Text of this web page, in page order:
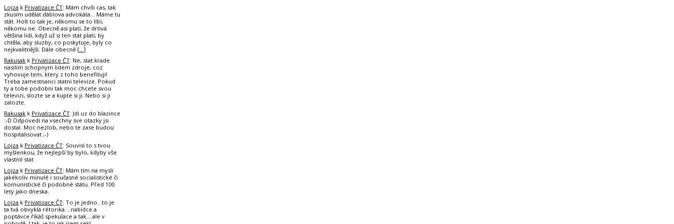
Lojza k Privatizace ČT: Mám chvíli cas, tak
zkusím udělat ďáblova advokáta... Máme tu
stát. Holt to tak je, někomu se to líbí,
někomu ne. Obecně asi platí, že drtivá
většina lidí, když už si ten stát platí, by
chtěla, aby sluzby, co poskytuje, byly co
nejkvalitnější. Dále obecně […]
Rakusak k Privatizace ČT: Ne, stat krade
nasilim schopnym lidem zdroje, coz
vyhovuje tem, ktery z toho benefituji!
Treba zamestnanci statni televize. Pokud
ty a tobe podobni tak moc chcete svou
televizi, slozte se a kupte si ji. Nebo si ji
zalozte.
Rakusak k Privatizace ČT: Jdi uz do blazince
:-D Odpovedi na vsechny sve otazky jsi
dostal. Moc nezlob, nebo te zase budou
hospitalisovat ;-)
Lojza k Privatizace ČT: Souvisí to s tvou
myšlenkou, že nejlepší by bylo, kdyby vše
vlastnil stat
Lojza k Privatizace ČT: Mám tím na mysli
jakékoliv minulé i současné socialistické či
komunistické či podobné státu. Před 100
lety jako dneska.
Lojza k Privatizace ČT: To je jedno...to je
ta tvá obvyklá rétorika....nabídce a
poptávce říkáš spekulace a tak....ale v